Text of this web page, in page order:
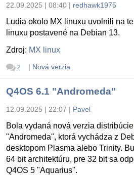
22.09.2025 | 08:40 | redhawk1975
Ludia okolo MX linuxu uvolnili na
linuxu postavené na Debian 13.
Zdroj: MX linux
2 | Nová verzia
Q4OS 6.1 "Andromeda"
12.09.2025 | 22:07 | Pavel
Bola vydaná nová verzia distribúcie
"Andromeda", ktorá vychádza z
desktopom Plasma alebo Trinity.
64 bit architektúru, pre 32 bit sa
Q4OS 5 "Aquarius".